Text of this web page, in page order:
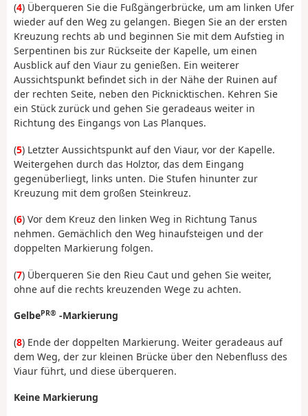
(4) Überqueren Sie die Fußgängerbrücke, um am linken Ufer
wieder auf den Weg zu gelangen. Biegen Sie an der ersten
Kreuzung rechts ab und beginnen Sie mit dem Aufstieg in
Serpentinen bis zur Rückseite der Kapelle, um einen
Ausblick auf den Viaur zu genießen. Ein weiterer
Aussichtspunkt befindet sich in der Nähe der Ruinen auf
der rechten Seite, neben den Picknicktischen. Kehren Sie
ein Stück zurück und gehen Sie geradeaus weiter in
Richtung des Eingangs von Las Planques.
(5) Letzter Aussichtspunkt auf den Viaur, vor der Kapelle.
Weitergehen durch das Holztor, das dem Eingang
gegenüberliegt, links unten. Die Stufen hinunter zur
Kreuzung mit dem großen Steinkreuz.
(6) Vor dem Kreuz den linken Weg in Richtung Tanus
nehmen. Gemächlich den Weg hinaufsteigen und der
doppelten Markierung folgen.
(7) Überqueren Sie den Rieu Caut und gehen Sie weiter,
ohne auf die rechts kreuzenden Wege zu achten.
GelbePR® -Markierung
(8) Ende der doppelten Markierung. Weiter geradeaus auf
dem Weg, der zur kleinen Brücke über den Nebenfluss des
Viaur führt, und diese überqueren.
Keine Markierung